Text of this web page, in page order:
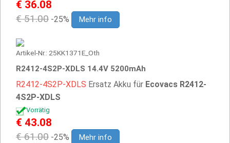
€ 36.08
€ 51.00 -25% Mehr info
Artikel-Nr.: 25KK1371E_Oth
R2412-4S2P-XDLS 14.4V 5200mAh
R2412-4S2P-XDLS Ersatz Akku für Ecovacs R2412-
4S2P-XDLS
Vorrätig
€ 43.08
€ 61.00 -25% Mehr info